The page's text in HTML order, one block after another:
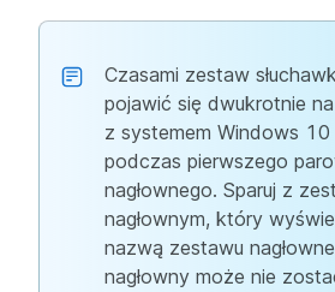
Czasami zestaw
pojawić się dwukrotnie
z systemem Windows
podczas pierwszego
nagłownego. Sparuj z
nagłownym, który
nazwą zestawu
nagłowny może nie